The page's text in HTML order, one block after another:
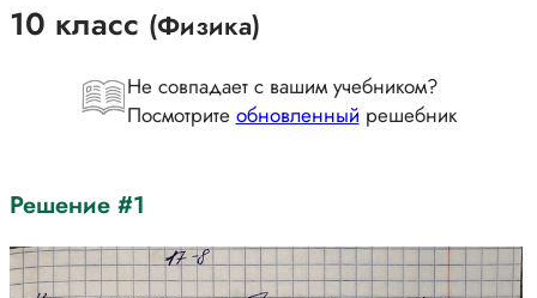
10 класс (Физика)
Не совпадает с вашим учебником?
Посмотрите обновленный решебник
Решение #1